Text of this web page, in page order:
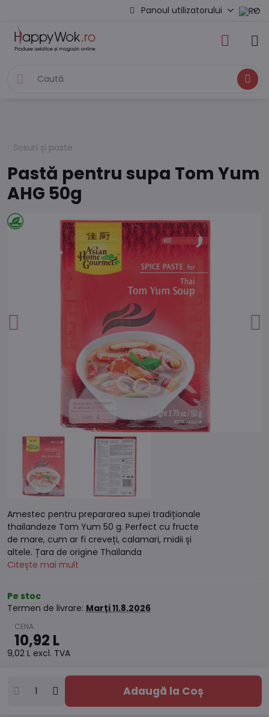
Panoul utilizatorului
Caută
Sosuri și paste
Pastă pentru supa Tom Yum
AHG 50g
Amestec pentru prepararea supei tradiționale
thailandeze Tom Yum 50 g. Perfect cu fructe
de mare, cum ar fi creveți, calamari, midii și
altele. Țara de origine Thailanda
Citește mai mult
Pe stoc
Termen de livrare: Marți11.8.2026
10,92 L
9,02 L excl. TVA
Adaugă la Coș